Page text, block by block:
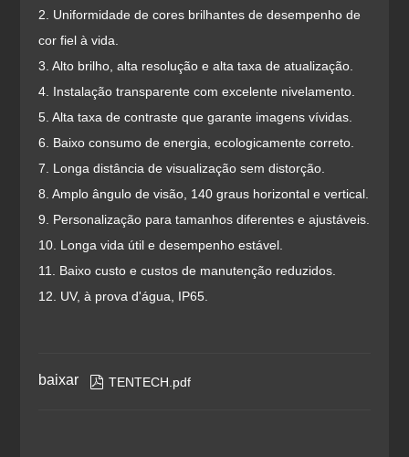
2. Uniformidade de cores brilhantes de desempenho de
cor fiel à vida.
3. Alto brilho, alta resolução e alta taxa de atualização.
4. Instalação transparente com excelente nivelamento.
5. Alta taxa de contraste que garante imagens vívidas.
6. Baixo consumo de energia, ecologicamente correto.
7. Longa distância de visualização sem distorção.
8. Amplo ângulo de visão, 140 graus horizontal e vertical.
9. Personalização para tamanhos diferentes e ajustáveis.
10. Longa vida útil e desempenho estável.
11. Baixo custo e custos de manutenção reduzidos.
12. UV, à prova d'água, IP65.
baixar  TENTECH.pdf